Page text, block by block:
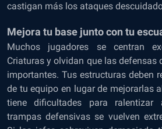
castigan más los ataques
Mejora tu base junto con tu
Muchos jugadores se centran
Criaturas y olvidan que las defensas
importantes. Tus estructuras deben
de tu equipo en lugar de mejorarlas
tiene dificultades para
trampas defensivas se vuelven